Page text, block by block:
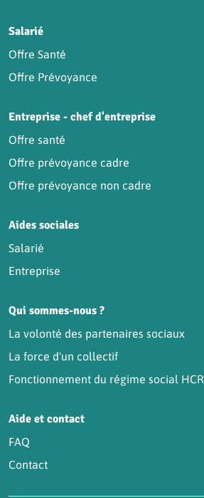
Salarié
Offre Santé
Offre Prévoyance
Entreprise - chef d'entreprise
Offre santé
Offre prévoyance cadre
Offre prévoyance non cadre
Aides sociales
Salarié
Entreprise
Qui sommes-nous ?
La volonté des partenaires sociaux
La force d'un collectif
Fonctionnement du régime social HCR
Aide et contact
FAQ
Contact